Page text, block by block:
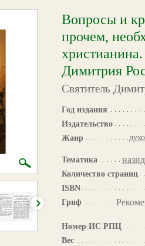
Вопросы и
прочем,
Димитрия
Святитель
Год издания
Издательство
Жанр
Тематика
Количество страниц
ISBN
Гриф
Номер ИС РПЦ
Вес